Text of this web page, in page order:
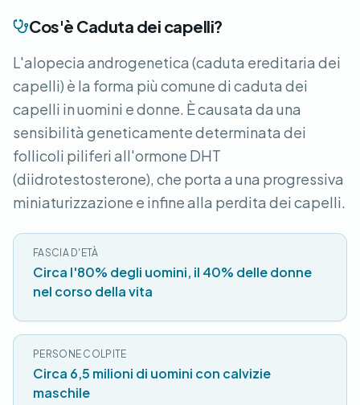
Cos'è Caduta dei capelli?
L'alopecia androgenetica (caduta ereditaria dei
capelli) è la forma più comune di caduta dei
capelli in uomini e donne. È causata da una
sensibilità geneticamente determinata dei
follicoli piliferi all'ormone DHT
(diidrotestosterone), che porta a una progressiva
miniaturizzazione e infine alla perdita dei capelli.
FASCIA D'ETÀ
Circa l'80% degli uomini, il 40% delle donne
nel corso della vita
PERSONE COLPITE
Circa 6,5 milioni di uomini con calvizie
maschile